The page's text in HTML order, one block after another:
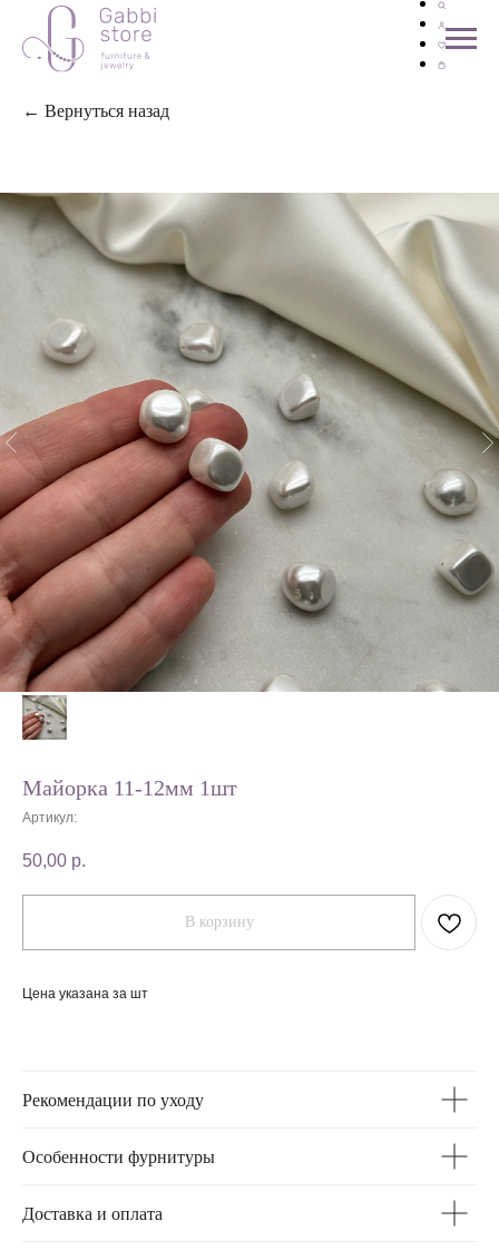
← Вернуться назад
Майорка 11-12мм 1шт
Артикул:
50,00 р.
В корзину
Цена указана за шт
Рекомендации по уходу
Особенности фурнитуры
Доставка и оплата